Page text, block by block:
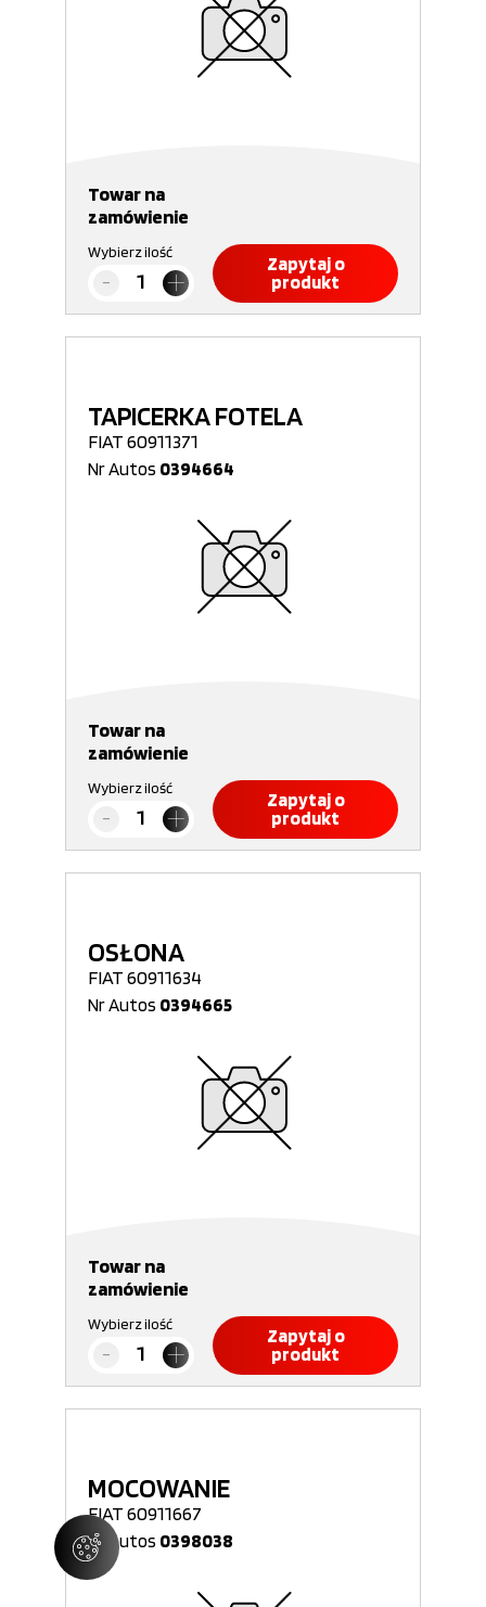
Towar na
zamówienie
Wybierz ilość
Zapytaj o
produkt
TAPICERKA FOTELA
FIAT 60911371
Nr Autos 0394664
Towar na
zamówienie
Wybierz ilość
Zapytaj o
produkt
OSŁONA
FIAT 60911634
Nr Autos 0394665
Towar na
zamówienie
Wybierz ilość
Zapytaj o
produkt
MOCOWANIE
FIAT 60911667
Nr Autos 0398038